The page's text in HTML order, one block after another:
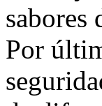
sabores
Por